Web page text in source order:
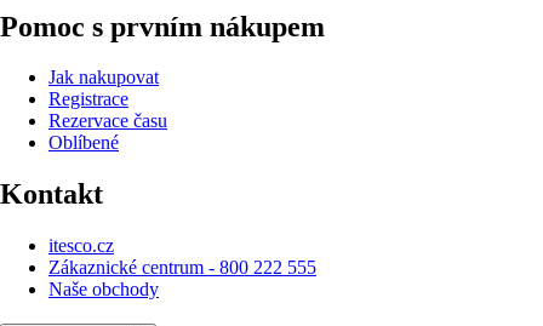
Pomoc s prvním nákupem
Jak nakupovat
Registrace
Rezervace času
Oblíbené
Kontakt
itesco.cz
Zákaznické centrum - 800 222 555
Naše obchody